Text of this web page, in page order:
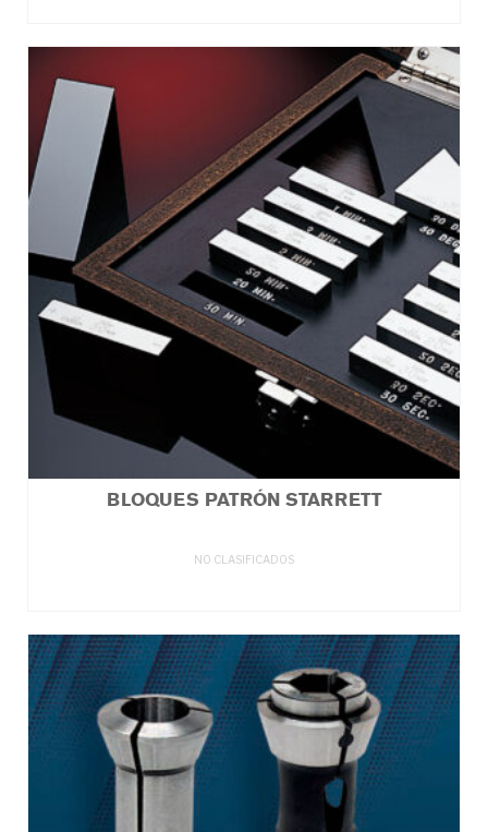
BLOQUES PATRÓN STARRETT
NO CLASIFICADOS